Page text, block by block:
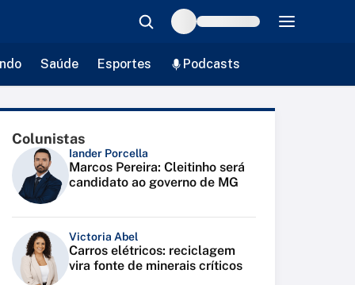
Saúde Esportes Podcasts
Colunistas
Iander Porcella
Marcos Pereira: Cleitinho será
candidato ao governo de MG
Victoria Abel
Carros elétricos: reciclagem
vira fonte de minerais críticos